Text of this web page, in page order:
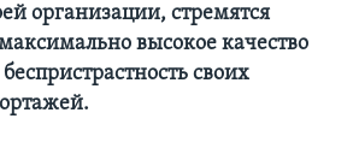
организации, стремятся
высокое качество
своих